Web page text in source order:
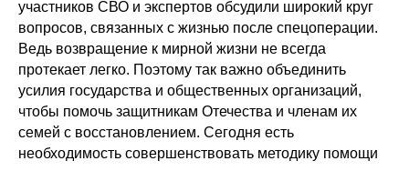
участников СВО и экспертов обсудили широкий круг
вопросов, связанных с жизнью после спецоперации.
Ведь возвращение к мирной жизни не всегда
протекает легко. Поэтому так важно объединить
усилия государства и общественных организаций,
чтобы помочь защитникам Отечества и членам их
семей с восстановлением. Сегодня есть
необходимость совершенствовать методику помощи